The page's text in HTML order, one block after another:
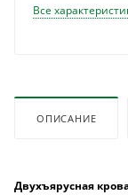
Все
ОПИСАНИЕ
Двухъярусная